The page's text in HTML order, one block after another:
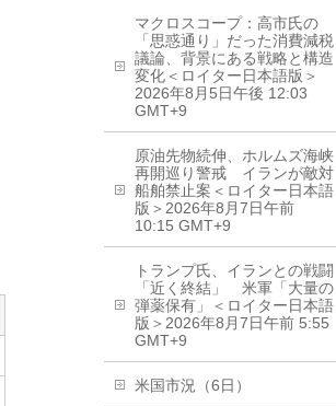
マクロスコープ：高市氏の
「思惑通り」だった消費減税
議論、背景にある戦略と構造
変化＜ロイター日本語版＞
2026年8月5日午後 12:03
GMT+9
原油先物続伸、ホルムズ海峡
再開巡り警戒 イランが敵対
船舶禁止案＜ロイター日本語
版＞2026年8月7日午前
10:15 GMT+9
トランプ氏、イランとの戦闘
「近く終結」 米軍「大量の
弾薬保有」＜ロイター日本語
版＞2026年8月7日午前 5:55
GMT+9
米国市況（6日）